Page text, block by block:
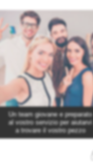
Un team giovane e preparato
al vostro servizio per aiutarvi
a trovare il vostro pezzo